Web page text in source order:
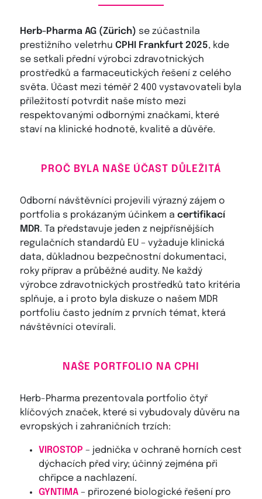
Herb-Pharma AG (Zürich) se zúčastnila
prestižního veletrhuCPHI Frankfurt 2025, kde
se setkali přední výrobci zdravotnických
prostředků a farmaceutických řešení z celého
světa. Účast mezi téměř 2 400 vystavovateli byla
příležitostí potvrdit naše místo mezi
respektovanými odbornými značkami, které
staví na klinické hodnotě, kvalitě a důvěře.
PROČ BYLA NAŠE ÚČAST DŮLEŽITÁ
Odborní návštěvníci projevili výrazný zájem o
portfolia s prokázaným účinkem acertifikací
MDR. Ta představuje jeden z nejpřísnějších
regulačních standardů EU – vyžaduje klinická
data, důkladnou bezpečnostní dokumentaci,
roky příprav a průběžné audity. Ne každý
výrobce zdravotnických prostředků tato kritéria
splňuje, a i proto byla diskuze o našem MDR
portfoliu často jedním z prvních témat, která
návštěvníci otevírali.
NAŠE PORTFOLIO NA CPHI
Herb-Pharma prezentovala portfolio čtyř
klíčových značek, které si vybudovaly důvěru na
evropských i zahraničních trzích:
VIROSTOP – jednička v ochraně horních cest
dýchacích před viry; účinný zejména při
chřipce a nachlazení.
GYNTIMA – přirozené biologické řešení pro